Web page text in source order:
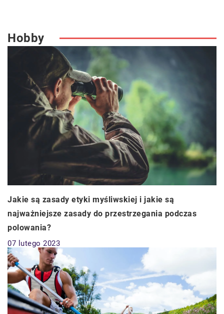
Hobby
Jakie są zasady etyki myśliwskiej i jakie są
najważniejsze zasady do przestrzegania podczas
polowania?
07 lutego 2023